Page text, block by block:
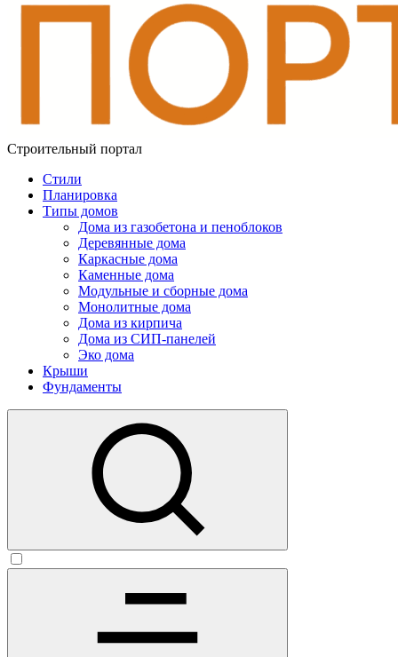
Строительный портал
Стили
Планировка
Типы домов
Дома из газобетона и пеноблоков
Деревянные дома
Каркасные дома
Каменные дома
Модульные и сборные дома
Монолитные дома
Дома из кирпича
Дома из СИП-панелей
Эко дома
Крыши
Фундаменты